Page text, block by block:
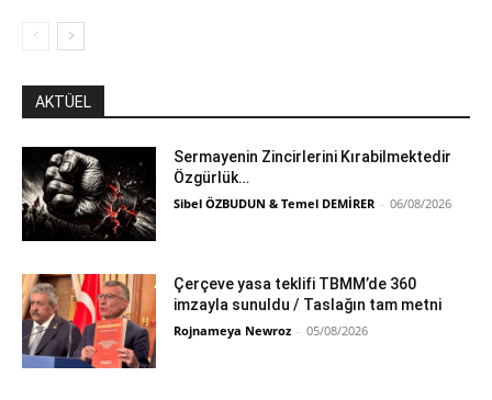
AKTÜEL
Sermayenin Zincirlerini Kırabilmektedir
Özgürlük…
Sibel ÖZBUDUN & Temel DEMİRER - 06/08/2026
Çerçeve yasa teklifi TBMM’de 360
imzayla sunuldu / Taslağın tam metni
Rojnameya Newroz - 05/08/2026